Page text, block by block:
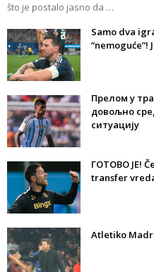
što je postalo jasno da …
Samo dva
“nemoguće”!
Прелом у
довољно
ситуацију
ГОТОВО ЈЕ!
transfer
Atletiko